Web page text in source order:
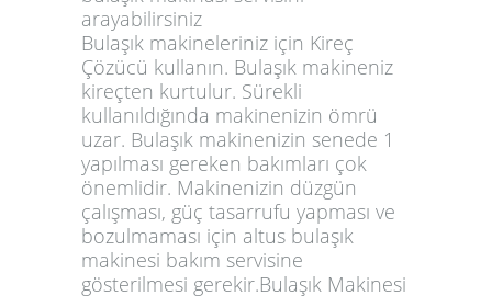
arayabilirsiniz
Bulaşık makineleriniz için Kireç
Çözücü kullanın. Bulaşık makineniz
kireçten kurtulur. Sürekli
kullanıldığında makinenizin ömrü
uzar. Bulaşık makinenizin senede 1
yapılması gereken bakımları çok
önemlidir. Makinenizin düzgün
çalışması, güç tasarrufu yapması ve
bozulmaması için altus bulaşık
makinesi bakım servisine
gösterilmesi gerekir.Bulaşık Makinesi